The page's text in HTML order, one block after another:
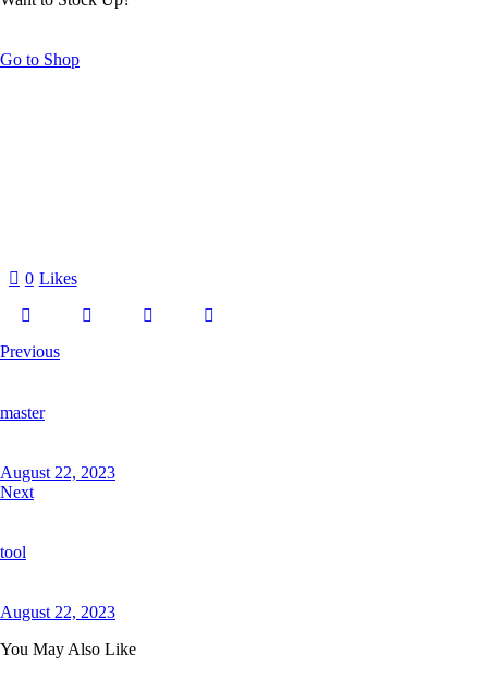
Go to Shop
0 Likes
Previous
master
August 22, 2023
Next
tool
August 22, 2023
You May Also Like